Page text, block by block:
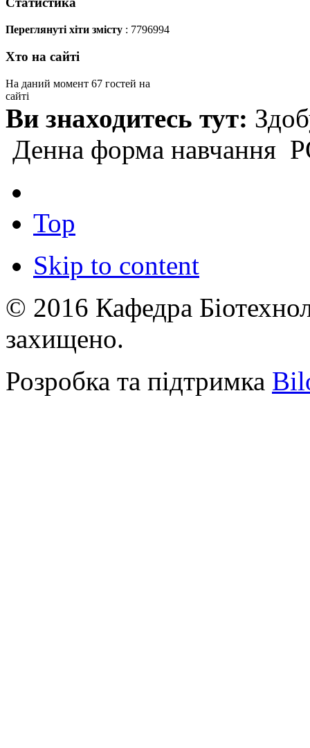
Переглянуті хіти змісту : 7796994
Хто на сайті
На даний момент 67 гостей на
сайті
Ви знаходитесь тут:
Денна форма навчання
Top
Skip to content
© 2016 Кафедра
захищено.
Розробка та підтримка